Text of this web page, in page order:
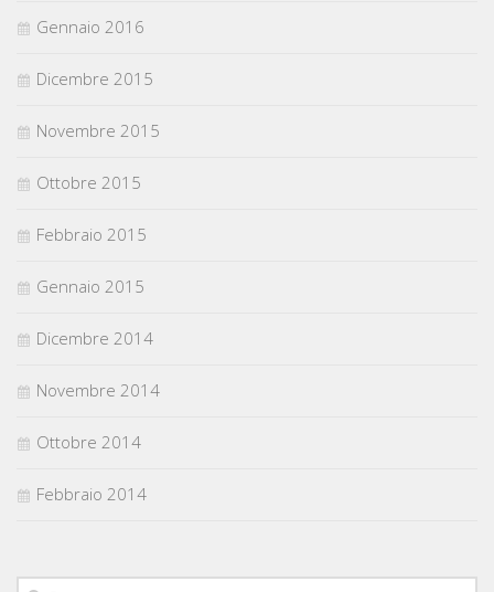
Gennaio 2016
Dicembre 2015
Novembre 2015
Ottobre 2015
Febbraio 2015
Gennaio 2015
Dicembre 2014
Novembre 2014
Ottobre 2014
Febbraio 2014